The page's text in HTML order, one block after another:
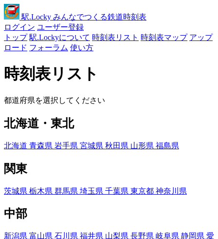
駅.Locky みんなでつくる鉄道時刻表
ログイン ユーザー登録
トップ 駅.Lockyについて 時刻表リスト 時刻表マップ アップ
ロード フォーラム 使い方
時刻表リスト
都道府県を選択してください
北海道・東北
北海道 青森県 岩手県 宮城県 秋田県 山形県 福島県
関東
茨城県 栃木県 群馬県 埼玉県 千葉県 東京都 神奈川県
中部
新潟県 富山県 石川県 福井県 山梨県 長野県 岐阜県 静岡県 愛